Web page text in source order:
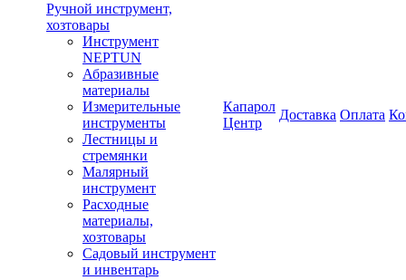
Ручной инструмент,
хозтовары
Инструмент
NEPTUN
Абразивные
материалы
Измерительные
инструменты
Лестницы и
стремянки
Малярный
инструмент
Расходные
материалы,
хозтовары
Садовый инструмент
и инвентарь
Капарол
Центр
Доставка Оплата